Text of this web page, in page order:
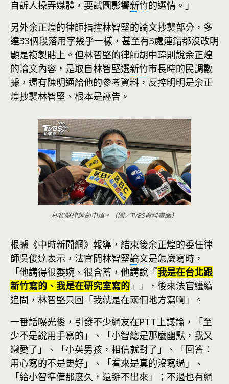
自訴人操弄媒體，要試圖影響新竹的選情。」
另外余正煌的律師指控林智堅的論文抄襲部分，多
達33個段落用字幾乎一樣，甚至有3處連錯都沒改明
顯是複製貼上。但林智堅的律師胡中瑋則說余正煌
的論文內容，是取自林智堅選新竹市長時的民調數
據，還有陳明通給他的參考資料，反控明明是余正
煌抄襲林智堅、根本是誣告。
林智堅律師胡中瑋。（圖／TVBS資料畫面）
根據《中時新聞網》報導，結束後余正煌的委任律
師吳俊達表示，法官問林智堅論文是怎麼寫時，
「他講得很委婉、很含蓄，他講說『我是在台北跟
新竹寫的、我是在研究室寫的』」，後來法官繼續
追問，林智堅只回「我就是在兩個地方寫啊」。
一番話曝光後，引發不少網友在PTT上議論，「至
少不是說用手寫的」、「小智總是那麼幽默，我又
戀愛了」、「小英男孩，相信就對了」、「回答：
用心寫的不是更好」、「看來是真的沒寫過」、
「給小智準備那麼久，還掰不出來」；不過也有網